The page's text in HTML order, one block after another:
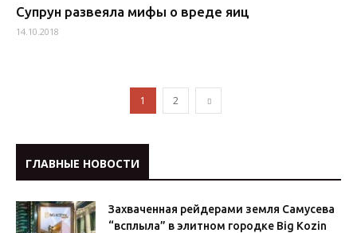
Супрун развеяла мифы о вреде яиц
14.10.2018
1 2
ГЛАВНЫЕ НОВОСТИ
Захваченная рейдерами земля Самусева
“всплыла” в элитном городке Big Kozin